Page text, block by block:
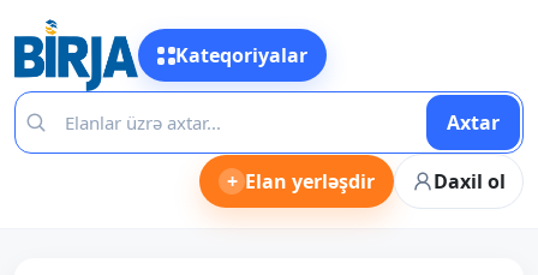
Kateqoriyalar
Axtar
+ Elan yerləşdir Daxil ol